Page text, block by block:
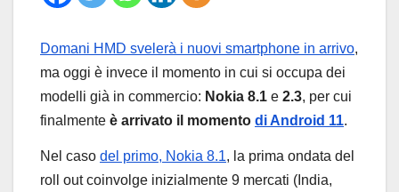
Domani HMD svelerà i nuovi smartphone in arrivo,
ma oggi è invece il momento in cui si occupa dei
modelli già in commercio: Nokia 8.1 e 2.3, per cui
finalmente è arrivato il momento di Android 11.
Nel caso del primo, Nokia 8.1, la prima ondata del
roll out coinvolge inizialmente 9 mercati (India,